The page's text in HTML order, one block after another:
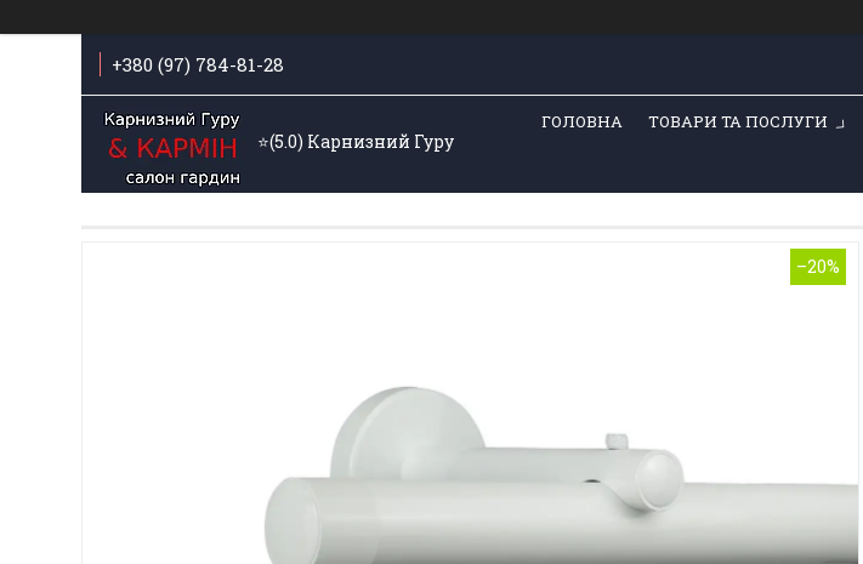
+380 (97) 784-81-28
⭐️(5.0) Карнизний Гуру
ГОЛОВНА ТОВАРИ ТА ПОСЛУГИ
–20%